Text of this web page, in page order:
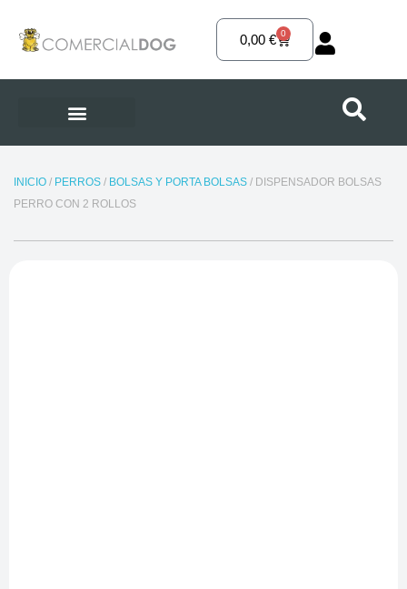
contenido
0,00€ 0
Carrito
INICIO/ PERROS/ BOLSAS Y PORTA BOLSAS/ DISPENSADOR BOLSAS
PERRO CON 2 ROLLOS